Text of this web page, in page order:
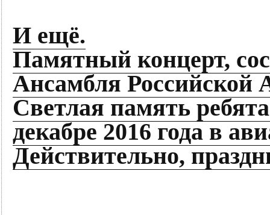
И ещё.
Памятный концерт,
Ансамбля Российской
Светлая память
декабре 2016 года в
Действительно,